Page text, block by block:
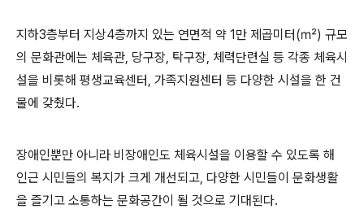
지하3층부터 지상4층까지 있는 연면적 약 1만 제곱미터(㎡) 규모
의 문화관에는 체육관, 당구장, 탁구장, 체력단련실 등 각종 체육시
설을 비롯해 평생교육센터, 가족지원센터 등 다양한 시설을 한 건
물에 갖췄다.
장애인뿐만 아니라 비장애인도 체육시설을 이용할 수 있도록 해
인근 시민들의 복지가 크게 개선되고, 다양한 시민들이 문화생활
을 즐기고 소통하는 문화공간이 될 것으로 기대된다.